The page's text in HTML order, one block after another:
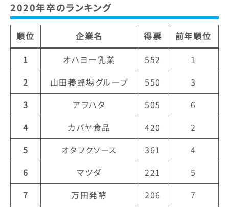
2020年卒のランキング
順位 企業名 得票
前年順位
1
オハヨー乳業 552
1
2
山田養蜂場グループ 550
3
3
アヲハタ 505
6
4
カバヤ食品 420
2
5
オタフクソース 361
4
6
マツダ 221
5
7
万田発酵 206
7